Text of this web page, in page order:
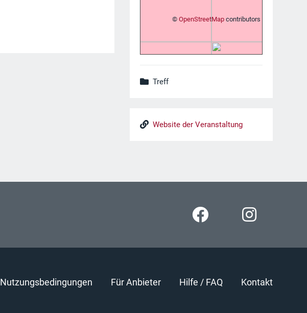
© OpenStreetMapcontributors
Treff
Website der Veranstaltung
Nutzungsbedingungen Für Anbieter Hilfe / FAQ Kontakt